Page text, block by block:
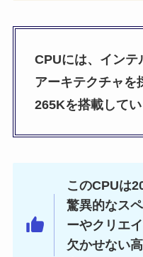
CPUには、イン
アーキテクチャ
265Kを搭載してい
このCPUは
驚異的なス
ーやクリエ
欠かせない